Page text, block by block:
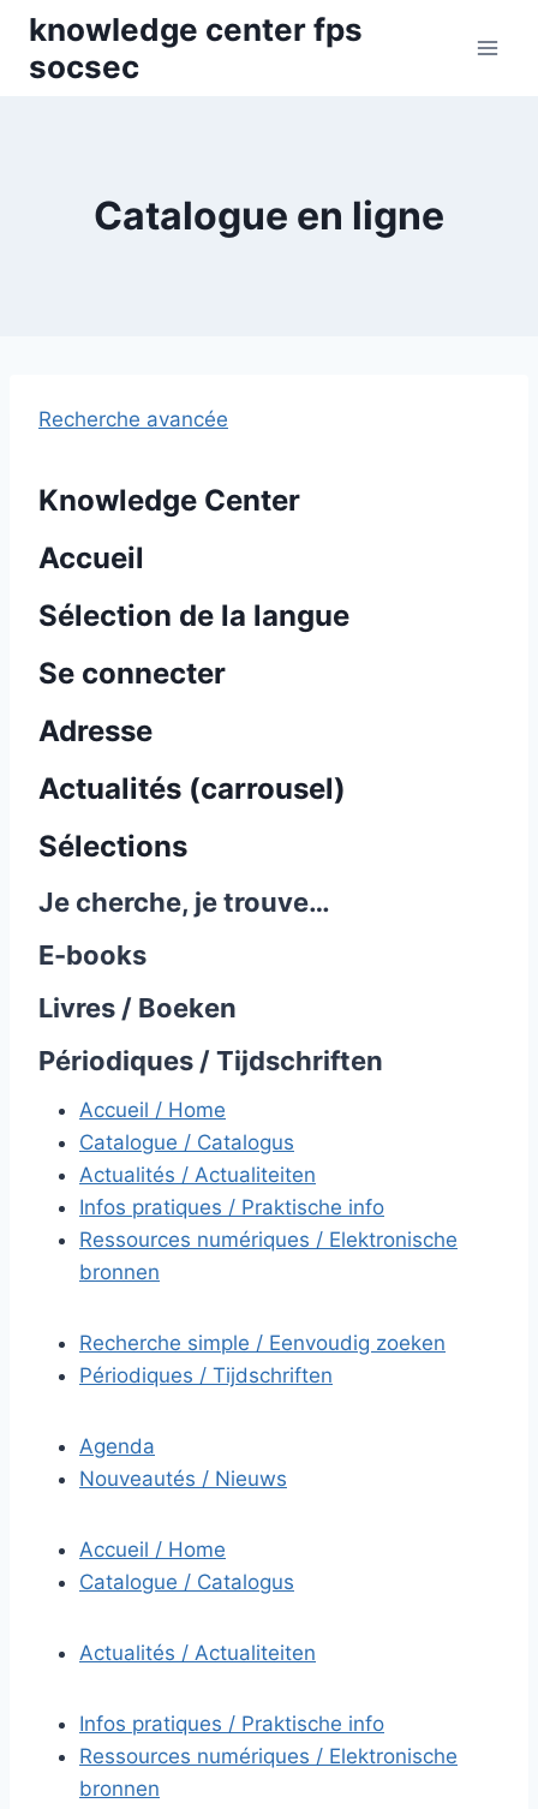
Skip
content
knowledge center fps
socsec
Catalogue en ligne
Recherche avancée
Knowledge Center
Accueil
Sélection de la langue
Se connecter
Adresse
Actualités (carrousel)
Sélections
Je cherche, je trouve…
E-books
Livres / Boeken
Périodiques / Tijdschriften
Accueil / Home
Catalogue / Catalogus
Actualités / Actualiteiten
Infos pratiques / Praktische info
Ressources numériques / Elektronische
bronnen
Recherche simple / Eenvoudig zoeken
Périodiques / Tijdschriften
Agenda
Nouveautés / Nieuws
Accueil / Home
Catalogue / Catalogus
Actualités / Actualiteiten
Infos pratiques / Praktische info
Ressources numériques / Elektronische
bronnen